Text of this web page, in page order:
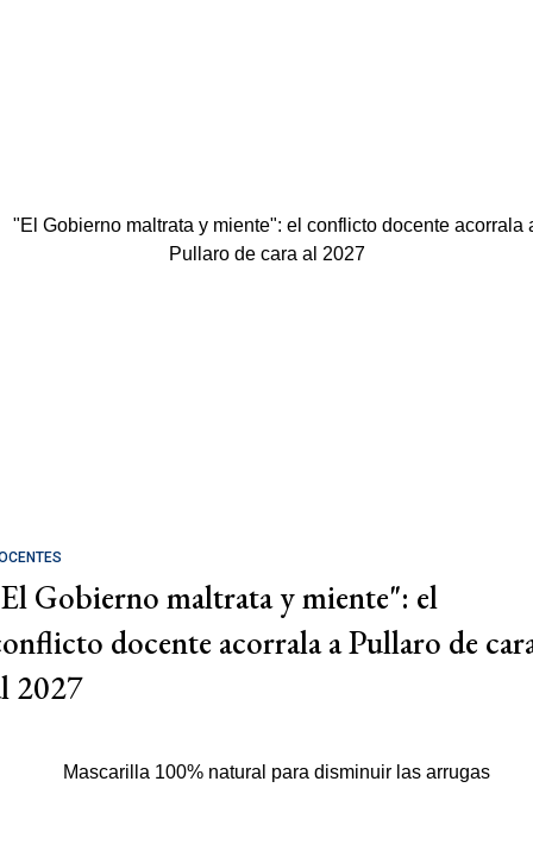
Gobierno maltrata y miente": el
docente acorrala a Pullaro de
2027